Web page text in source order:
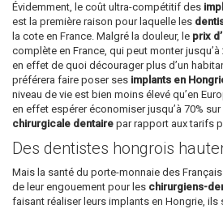
Évidemment, le coût ultra-compétitif des
est la première raison pour laquelle les
la cote en France. Malgré la douleur, le prix
complète en France, qui peut monter
en effet de quoi décourager plus d’un
préférera faire poser ses implants en
niveau de vie est bien moins élevé qu’en
en effet espérer économiser jusqu’à 70% sur
chirurgicale dentaire par rapport aux tarifs
Des dentistes hongrois
Mais la santé du porte-monnaie des Français
de leur engouement pour les chirurgiens-
faisant réaliser leurs implants en Hongrie, ils